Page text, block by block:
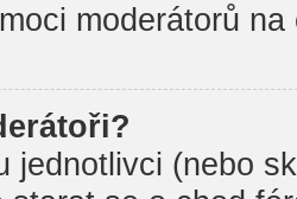
moderátorů na
jednotlivci (nebo